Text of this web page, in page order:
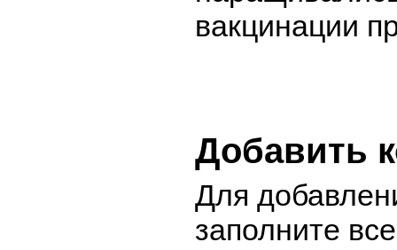
вакцинации
Добавить
Для
заполните